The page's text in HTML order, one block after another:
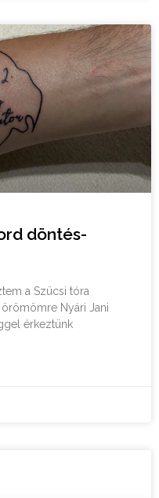
döntés-
a Szücsi tóra
Nyári Jani
érkeztünk